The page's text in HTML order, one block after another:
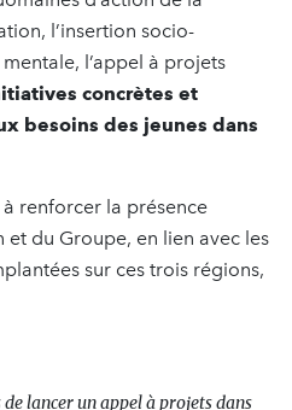
l’insertion socio-
l’appel à projets
concrètes et
besoins des jeunes dans
renforcer la présence
du Groupe, en lien avec les
sur ces trois régions,
lancer un appel à projets dans